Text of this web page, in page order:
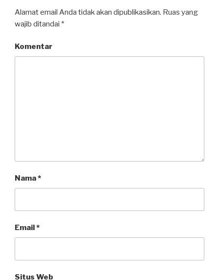
Alamat email Anda tidak akan dipublikasikan. Ruas yang
wajib ditandai *
Komentar
Nama*
Email*
Situs Web